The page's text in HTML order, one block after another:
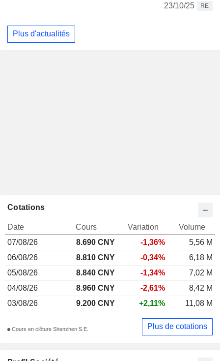
23/10/25
RE
Plus d'actualités
Cotations
Date Cours Variation
Volume
07/08/26
8.690 CNY -1,36%
5,56 M
06/08/26
8.810 CNY -0,34%
6,18 M
05/08/26
8.840 CNY -1,34%
7,02 M
04/08/26
8.960 CNY -2,61%
8,42 M
03/08/26
9.200 CNY +2,11% 11,08 M
Cours en clôture Shenzhen S.E. Plus de cotations